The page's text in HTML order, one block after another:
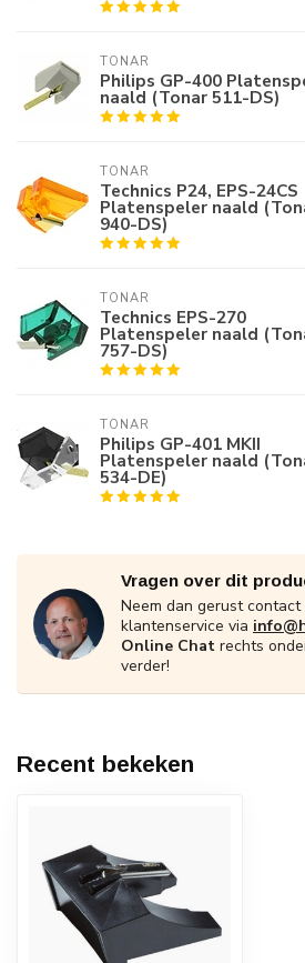
TONAR
Philips GP-400
naald (Tonar 511-DS)
TONAR
Technics P24, EPS-24CS
Platenspeler naald
940-DS)
TONAR
Technics EPS-270
Platenspeler naald
757-DS)
TONAR
Philips GP-401 MKII
Platenspeler naald
534-DE)
Vragen over dit
Neem dan gerust contact
klantenservice via
Online Chat rechts
verder!
Recent bekeken